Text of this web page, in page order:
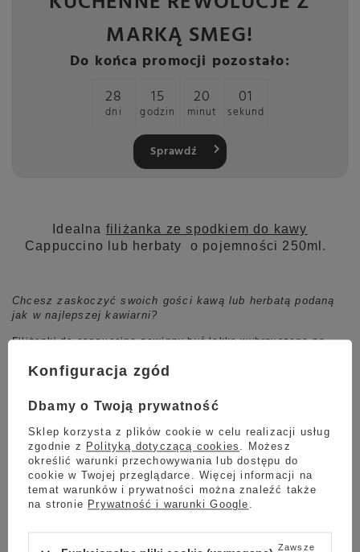
MARKĄ SMEG!
Do końca promocji pozostało:
28
dni
15
godzin
20
minut
00
sekund
Sprawdź
Idealna filiżanka ze spodkiem do kawy
Cappuccino lub herbaty o pojemności 250ml.
Chcesz zaskoczyć swoich gości kawą lub herbatą podaną
jak w najlepszej kawiarni?
Filiżanki do cappuccino powinny być lekko wybrzuszone po
grubej porcelany dobrze trzymającej ciepło.
Filiżanka do kawy cappuccino powinna mieć pojemność od 150
zaskoczy twoich gości i wzbudzi w nich zachwyt.
Cechy naszej filiżanki:
idealna pojemność do cappuccino - 250ml
wysokość: 7cm
Konfiguracja zgód
Dbamy o Twoją prywatność
Sklep korzysta z plików cookie w celu realizacji usług
zgodnie z Polityką dotyczącą cookies
. Możesz
określić warunki przechowywania lub dostępu do
cookie w Twojej przeglądarce. Więcej informacji na
temat warunków i prywatności można znaleźć także
na stronie Prywatność i warunki Google
Zawsze